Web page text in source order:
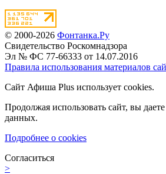
© 2000-2026 Фонтанка.Ру
Свидетельство Роскомнадзора
Эл № ФС 77-66333 от 14.07.2016
Правила использования материалов
Сайт Афиша Plus использует cookies.
Продолжая использовать сайт, вы
данных.
Подробнее о cookies
Согласиться
>